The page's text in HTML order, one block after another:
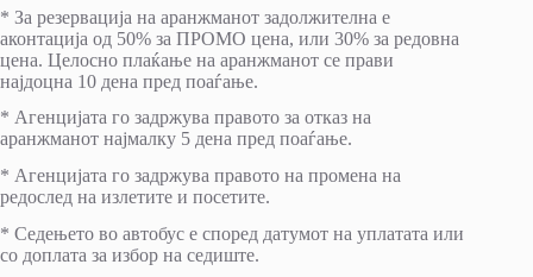
* За резервација на аранжманот задолжителна е
аконтација од 50% за ПРОМО цена, или 30% за редовна
цена. Целосно плаќање на аранжманот се прави
најдоцна 10 дена пред поаѓање.
* Агенцијата го задржува правото за отказ на
аранжманот најмалку 5 дена пред поаѓање.
* Агенцијата го задржува правото на промена на
редослед на излетите и посетите.
* Седењето во автобус е според датумот на уплатата или
со доплата за избор на седиште.